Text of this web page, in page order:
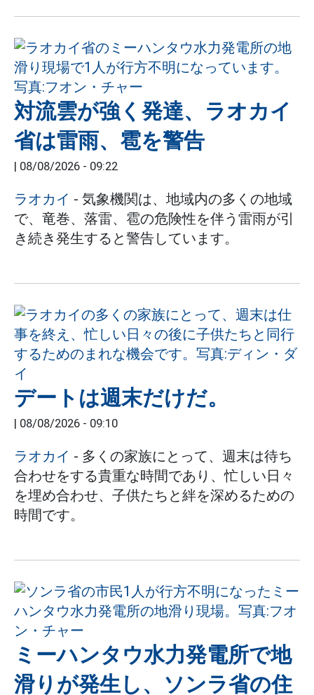
対流雲が強く発達、ラオカイ
省は雷雨、雹を警告
| 08/08/2026 - 09:22
ラオカイ - 気象機関は、地域内の多くの地域
で、竜巻、落雷、雹の危険性を伴う雷雨が引
き続き発生すると警告しています。
デートは週末だけだ。
| 08/08/2026 - 09:10
ラオカイ - 多くの家族にとって、週末は待ち
合わせをする貴重な時間であり、忙しい日々
を埋め合わせ、子供たちと絆を深めるための
時間です。
ミーハンタウ水力発電所で地
滑りが発生し、ソンラ省の住